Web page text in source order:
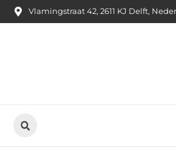
Vlamingstraat 42, 2611 KJ Delft,